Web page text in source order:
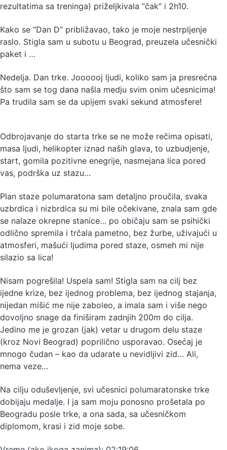
rezultatima sa treninga) priželjkivala “čak” i 2h10.
Kako se “Dan D” približavao, tako je moje nestrpljenje
raslo. Stigla sam u subotu u Beograd, preuzela učesnički
paket i …
Nedelja. Dan trke. Joooooj ljudi, koliko sam ja presrećna
što sam se tog dana našla medju svim onim učesnicima!
Pa trudila sam se da upijem svaki sekund atmosfere!
Odbrojavanje do starta trke se ne može rečima opisati,
masa ljudi, helikopter iznad naših glava, to uzbudjenje,
start, gomila pozitivne enegrije, nasmejana lica pored
vas, podrška uz stazu…
Plan staze polumaratona sam detaljno proučila, svaka
uzbrdica i nizbrdica su mi bile očekivane, znala sam gde
se nalaze okrepne stanice… po običaju sam se psihički
odlično spremila i trčala pametno, bez žurbe, uživajući u
atmosferi, mašući ljudima pored staze, osmeh mi nije
silazio sa lica!
Nisam pogrešila! Uspela sam! Stigla sam na cilj bez
ijedne krize, bez ijednog problema, bez ijednog stajanja,
nijedan mišić me nije zaboleo, a imala sam i više nego
dovoljno snage da finiširam zadnjih 200m do cilja.
Jedino me je grozan (jak) vetar u drugom delu staze
(kroz Novi Beograd) poprilično usporavao. Osećaj je
mnogo čudan – kao da udarate u nevidljivi zid… Ali,
nema veze…
Na cilju oduševljenje, svi učesnici polumaratonske trke
dobijaju medalje. I ja sam moju ponosno prošetala po
Beogradu posle trke, a ona sada, sa učesničkom
diplomom, krasi i zid moje sobe.